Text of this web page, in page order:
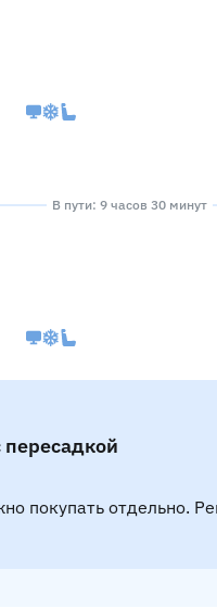
В пути: 9 часов 30 минут
покупать отдельно.